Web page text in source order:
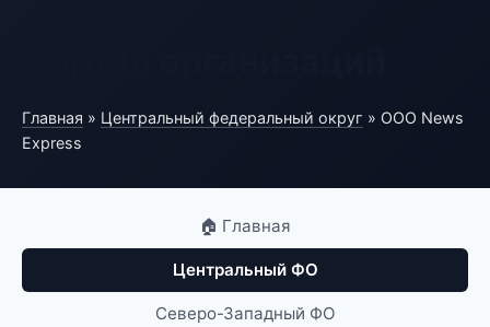
Главная » Центральный федеральный округ » ООО News
Express
🏠 Главная
Центральный ФО
Северо-Западный ФО